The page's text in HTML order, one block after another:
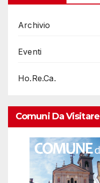
Archivio
Eventi
Ho.Re.Ca.
Comuni Da Visitare